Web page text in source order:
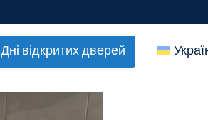
Дні відкритих дверей